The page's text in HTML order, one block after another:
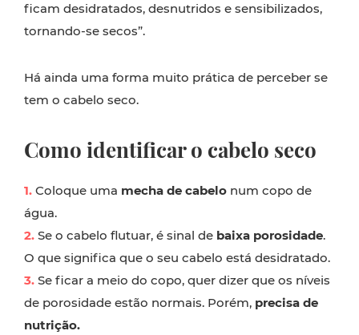
ficam desidratados, desnutridos e sensibilizados,
tornando-se secos”.
Há ainda uma forma muito prática de perceber se
tem o cabelo seco.
Como identificar o cabelo seco
1. Coloque uma mecha de cabelo num copo de
água.
2. Se o cabelo flutuar, é sinal de baixa porosidade.
O que significa que o seu cabelo está desidratado.
3. Se ficar a meio do copo, quer dizer que os níveis
de porosidade estão normais. Porém, precisa de
nutrição.